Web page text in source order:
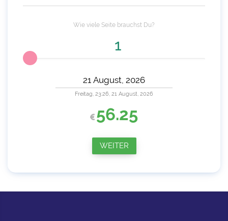
Wie viele Seite brauchst Du?
56.25
Freitag, 23:26, 21 August, 2026
WEITER